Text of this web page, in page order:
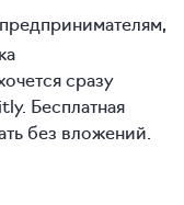
сразу
Бесплатная
без вложений.